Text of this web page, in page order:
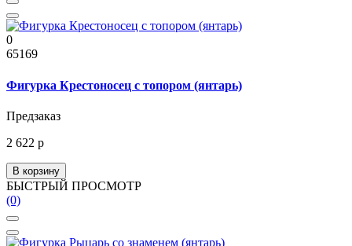
0
65169
Фигурка Крестоносец с топором (янтарь)
Предзаказ
2 622 р
В корзину
БЫСТРЫЙ ПРОСМОТР
(0)